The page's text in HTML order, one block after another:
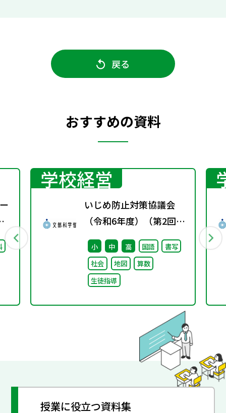
戻る
おすすめの資料
学校経営
いじめ防止対策協議会
（令和6年度）（第2回）
配付資料
小 中 高 国語
書写
社会
地図
算数
生徒指導
授業に役立つ資料集